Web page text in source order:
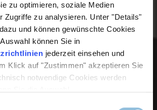
zu optimieren, soziale Medien
Zugriffe zu analysieren. Unter "Details"
und können gewünschte Cookies
können Sie in
jederzeit einsehen und
Klick auf "Zustimmen" akzeptieren Sie
notwendige Cookies werden